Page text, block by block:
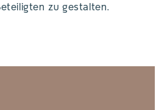
zu gestalten.